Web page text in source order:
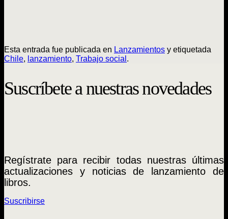
Esta entrada fue publicada en Lanzamientos y etiquetada
Chile, lanzamiento, Trabajo social .
Suscríbete a nuestras novedades
Regístrate para recibir todas nuestras últimas
actualizaciones y noticias de lanzamiento de
libros.
Suscribirse